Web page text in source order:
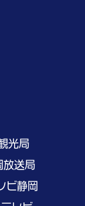
光局
送局
ビ静岡